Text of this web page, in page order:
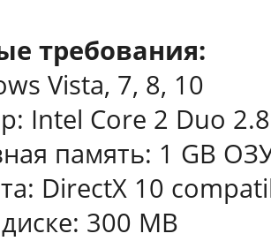
требования:
Vista, 7, 8, 10
Intel Core 2 Duo
память: 1 GB
DirectX 10
300 MB